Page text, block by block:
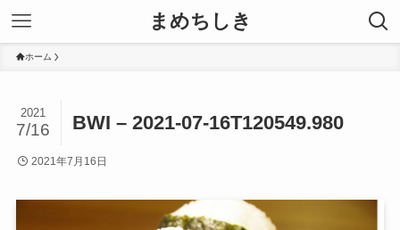
まめちしき
ホーム
BWI – 2021-07-16T120549.980
2021
7/16
2021年7月16日